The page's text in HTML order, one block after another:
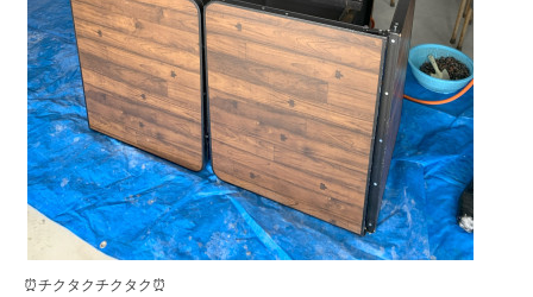
⏰チクタクチクタク⏰